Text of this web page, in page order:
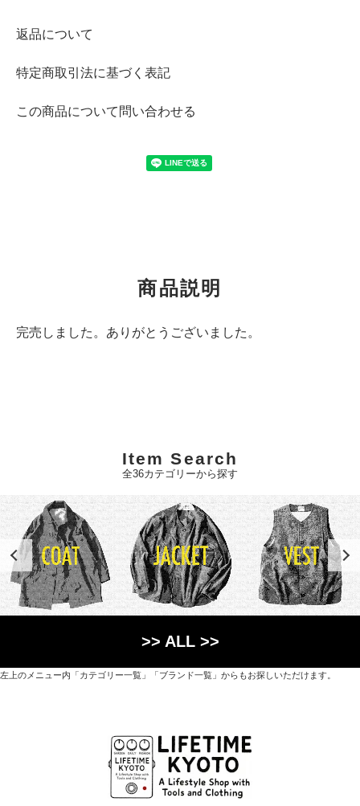
返品について
特定商取引法に基づく表記
この商品について問い合わせる
商品説明
完売しました。ありがとうございました。
Item Search
全36カテゴリーから探す
>> ALL >>
左上のメニュー内「カテゴリー一覧」「ブランド一覧」からもお探しいただけます。
オリジナルを含むファッションアイテムが中心の
京都・紫野にあるライフスタイルショップです。
京都府京都市北区紫野上築山町21（1階と2階）